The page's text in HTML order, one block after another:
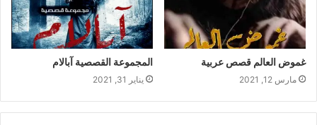
غموض العالم قصص عربية
مارس 12, 2021
المجموعة القصصية آبالام
يناير 31, 2021